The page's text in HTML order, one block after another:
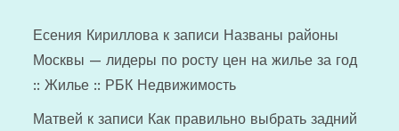
Есения Кириллова к записи Названы районы
Москвы — лидеры по росту цен на жилье за год
:: Жилье :: РБК Недвижимость
Матвей к записи Как правильно выбрать задний